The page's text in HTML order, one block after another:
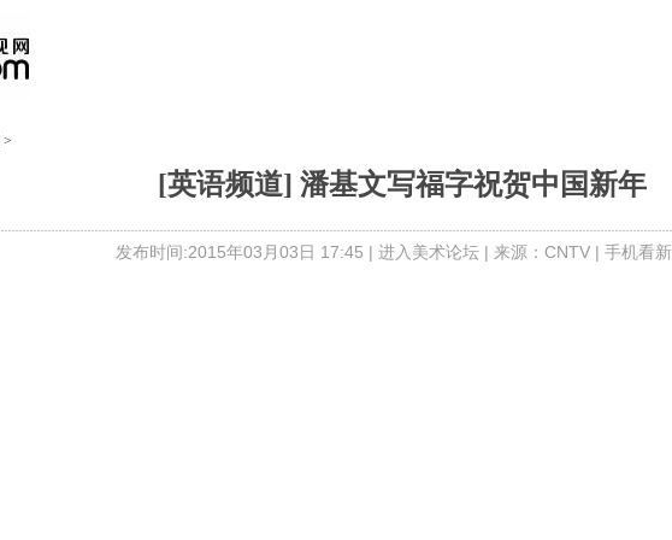
>
[英语频道] 潘基文写福字祝贺中国新年
发布时间:2015年03月03日 17:45 | 进入美术论坛 | 来源：CNTV | 手机看